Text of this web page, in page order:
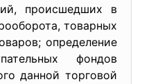
происшедших в
товарных
определение
фондов
данной торговой